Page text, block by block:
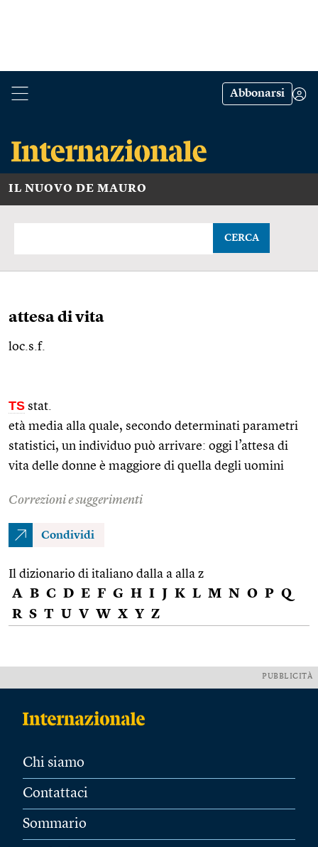
Abbonarsi
IL NUOVO DE MAURO
CERCA
attesa di vita
loc.s.f.
TS stat.
età media alla quale, secondo determinati parametri
statistici, un individuo può arrivare: oggi l’attesa di
vita delle donne è maggiore di quella degli uomini
Correzioni e suggerimenti
Condividi
Il dizionario di italiano dalla a alla z
A B C D E F G H I J K L M N O P Q
R S T U V W X Y Z
PUBBLICITÀ
Chi siamo
Contattaci
Sommario